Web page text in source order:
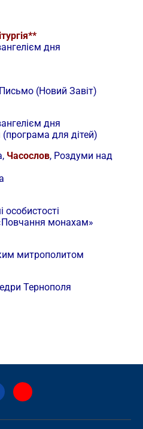
дня
(Новий Завіт)
дня
(програма для дітей)
Часослов, Роздуми над
особистості
монахам»
митрополитом
Тернополя